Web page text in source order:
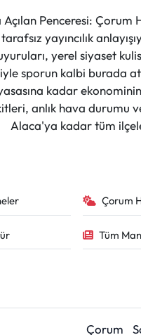
Penceresi: Çorum
yayıncılık
yerel siyaset
sporun kalbi burada
kadar
anlık hava durumu
Alaca'ya kadar tüm
Çorum
Tüm
Çorum